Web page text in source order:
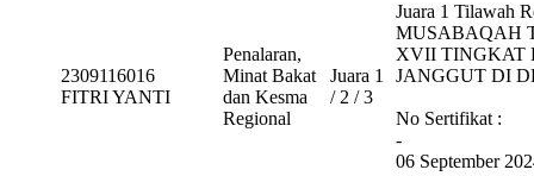
2309116016
FITRI YANTI
Penalaran,
Minat Bakat
dan Kesma
Regional
Juara 1
/ 2 / 3
Juara 1 Tilawah
MUSABAQAH
XVII TINGKAT
JANGGUT DI
No Sertifikat :
-
06 September